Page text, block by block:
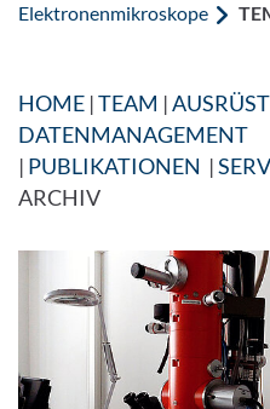
Elektronenmikroskope
HOME |TEAM |
DATENMANAGEMENT
| PUBLIKATIONEN |
ARCHIV